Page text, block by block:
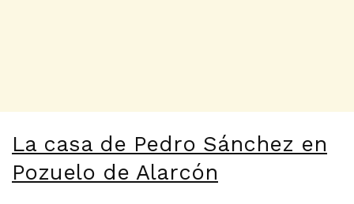
La casa de Pedro Sánchez en
Pozuelo de Alarcón